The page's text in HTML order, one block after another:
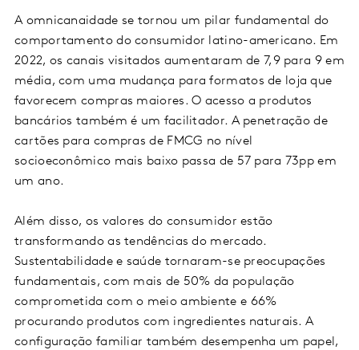
A omnicanaidade se tornou um pilar fundamental do
comportamento do consumidor latino-americano. Em
2022, os canais visitados aumentaram de 7,9 para 9 em
média, com uma mudança para formatos de loja que
favorecem compras maiores. O acesso a produtos
bancários também é um facilitador. A penetração de
cartões para compras de FMCG no nível
socioeconômico mais baixo passa de 57 para 73pp em
um ano.
Além disso, os valores do consumidor estão
transformando as tendências do mercado.
Sustentabilidade e saúde tornaram-se preocupações
fundamentais, com mais de 50% da população
comprometida com o meio ambiente e 66%
procurando produtos com ingredientes naturais. A
configuração familiar também desempenha um papel,